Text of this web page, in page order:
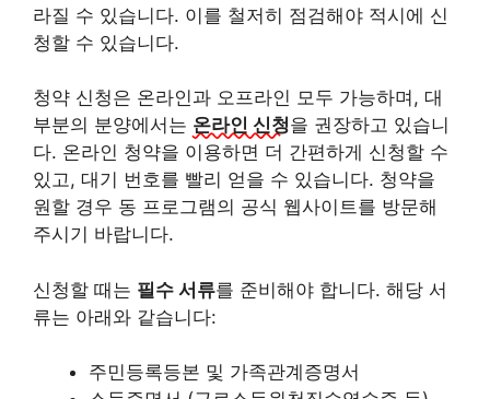
라질 수 있습니다. 이를 철저히 점검해야 적시에 신
청할 수 있습니다.
청약 신청은 온라인과 오프라인 모두 가능하며, 대
부분의 분양에서는 온라인 신청을 권장하고 있습니
다. 온라인 청약을 이용하면 더 간편하게 신청할 수
있고, 대기 번호를 빨리 얻을 수 있습니다. 청약을
원할 경우 동 프로그램의 공식 웹사이트를 방문해
주시기 바랍니다.
신청할 때는 필수 서류를 준비해야 합니다. 해당 서
류는 아래와 같습니다:
주민등록등본 및 가족관계증명서